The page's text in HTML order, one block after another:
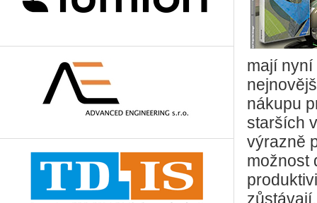
mají
nákupu
starších
výrazně
možnost